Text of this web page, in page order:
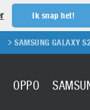
Ik snap het!
GALAXY S21
OPPO